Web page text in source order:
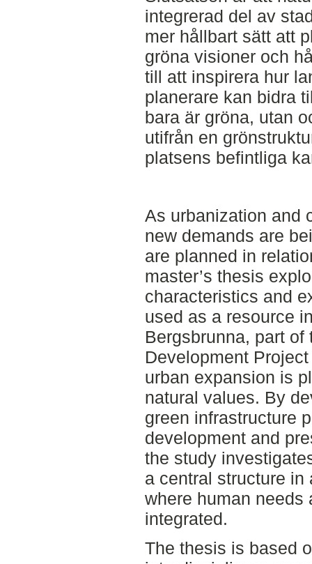
integrerad del av
mer hållbart sätt att
gröna visioner och
till att inspirera hur
planerare kan bidra
bara är gröna, utan
utifrån en
platsens befintliga
As urbanization and
new demands are
are planned in
master’s thesis
characteristics and
used as a resource
Bergsbrunna, part
Development
urban expansion is
natural values. By
green infrastructure
development and
the study
a central structure
where human needs
integrated.
The thesis is based